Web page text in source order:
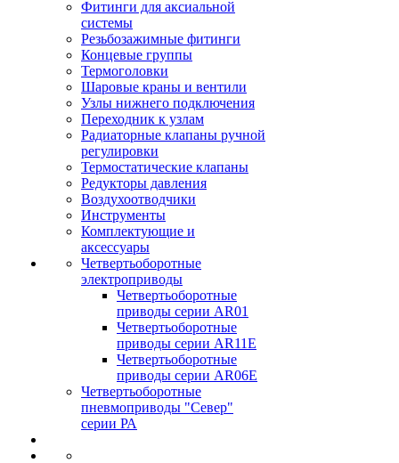
Фитинги для аксиальной
системы
Резьбозажимные фитинги
Концевые группы
Термоголовки
Шаровые краны и вентили
Узлы нижнего подключения
Переходник к узлам
Радиаторные клапаны ручной
регулировки
Термостатические клапаны
Редукторы давления
Воздухоотводчики
Инструменты
Комплектующие и
аксессуары
Четвертьоборотные
электроприводы
Четвертьоборотные
приводы серии AR01
Четвертьоборотные
приводы серии AR11E
Четвертьоборотные
приводы серии AR06E
Четвертьоборотные
пневмоприводы "Север"
серии РА